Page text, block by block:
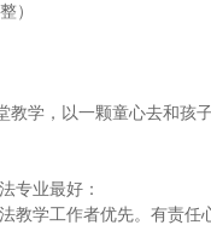
）
教学，以一颗童心去和孩
专业最好：
教学工作者优先。有责任